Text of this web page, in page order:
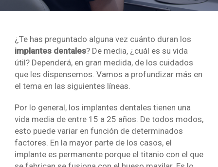
¿Te has preguntado alguna vez cuánto duran los
implantes dentales? De media, ¿cuál es su vida
útil? Dependerá, en gran medida, de los cuidados
que les dispensemos. Vamos a profundizar más en
el tema en las siguientes líneas.
Por lo general, los implantes dentales tienen una
vida media de entre 15 a 25 años. De todos modos,
esto puede variar en función de determinados
factores. En la mayor parte de los casos, el
implante es permanente porque el titanio con el que